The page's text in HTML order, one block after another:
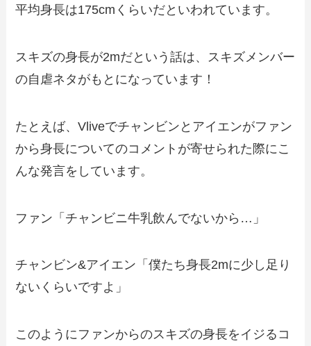
平均身長は175cmくらいだといわれています。
スキズの身長が2mだという話は、スキズメンバー
の自虐ネタがもとになっています！
たとえば、Vliveでチャンビンとアイエンがファン
から身長についてのコメントが寄せられた際にこ
んな発言をしています。
ファン「チャンビニ牛乳飲んでないから…」
チャンビン&アイエン「僕たち身長2mに少し足り
ないくらいですよ」
このようにファンからのスキズの身長をイジるコ